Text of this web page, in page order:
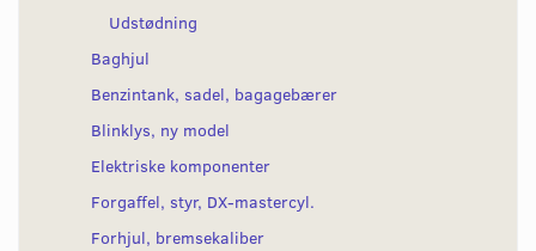
Udstødning
Baghjul
Benzintank, sadel, bagagebærer
Blinklys, ny model
Elektriske komponenter
Forgaffel, styr, DX-mastercyl.
Forhjul, bremsekaliber